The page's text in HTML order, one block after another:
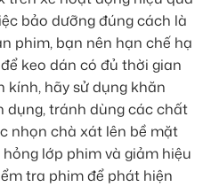
bảo dưỡng đúng cách là
phim, bạn nên hạn chế hạ
keo dán có đủ thời gian
kính, hãy sử dụng khăn
dụng, tránh dùng các chất
nhọn chà xát lên bề mặt
lớp phim và giảm hiệu
tra phim để phát hiện